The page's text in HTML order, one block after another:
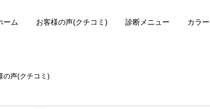
ーム お客様の声(クチコミ) 診断メニュー カラ
の声(クチコミ)